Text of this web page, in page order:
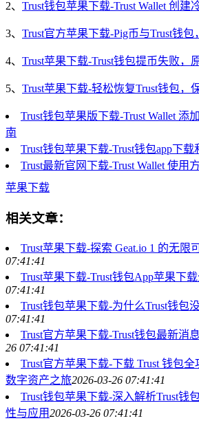
2、 Trust钱包苹果下载-Trust Wallet 创建
3、 Trust官方苹果下载-Pig币与Trust钱
4、 Trust苹果下载-Trust钱包提币失败，
5、 Trust苹果下载-轻松恢复Trust钱包，
Trust钱包苹果版下载-Trust Wallet 添
南
Trust钱包苹果下载-Trust钱包app下
Trust最新官网下载-Trust Wallet 使用
苹果下载
相关文章：
Trust苹果下载-探索 Geat.io 1 的无限
07:41:41
Trust苹果下载-Trust钱包App苹果下
07:41:41
Trust钱包苹果下载-为什么Trust钱包
07:41:41
Trust官方苹果下载-Trust钱包最新消
26 07:41:41
Trust官方苹果下载-下载 Trust 钱包
数字资产之旅2026-03-26 07:41:41
Trust钱包苹果下载-深入解析Trust钱
性与应用2026-03-26 07:41:41